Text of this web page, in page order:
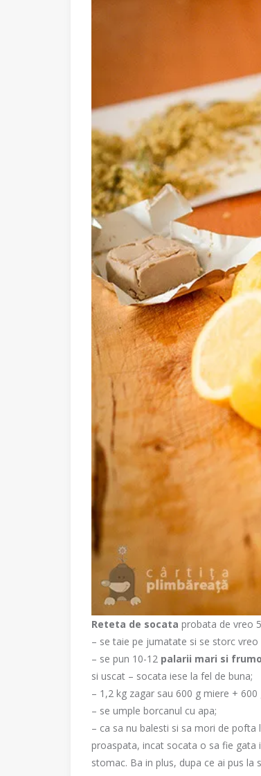
Reteta de socata probata de vreo
– se taie pe jumatate si se storc
– se pun 10-12 palarii mari si
si uscat – socata iese la fel de buna;
– 1,2 kg zagar sau 600 g miere +
– se umple borcanul cu apa;
– ca sa nu balesti si sa mori de
proaspata, incat socata o sa fie gata
stomac. Ba in plus, dupa ce ai pus